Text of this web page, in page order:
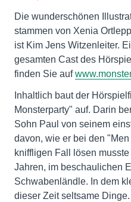
Die wunderschönen
stammen von Xenia
ist Kim Jens Witzenleiter.
gesamten Cast des
finden Sie auf
Inhaltlich baut der
Monsterparty" auf. Darin
Sohn Paul von seinem
davon, wie er bei den
kniffligen Fall lösen
Jahren, im beschaulichen
Schwabenländle. In dem
dieser Zeit seltsame